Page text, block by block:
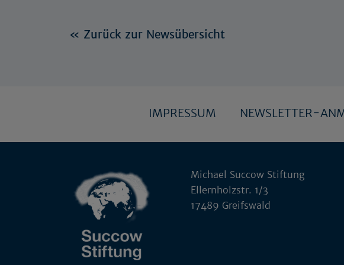
« Zurück zur Newsübersicht
IMPRESSUM NEWSLETTER-
Michael Succow Stiftung
Ellernholzstr. 1/3
17489 Greifswald